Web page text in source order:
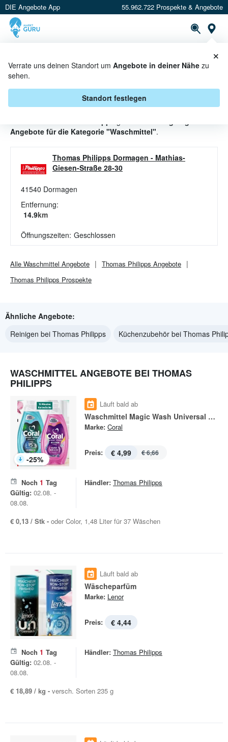
DIE Angebote App 55.962.722 Prospekte & Angebote
Verrate uns deinen Standort um Angebote in deiner Nähe zu
sehen.
Standort festlegen
×
WASCHMITTEL ANGEBOTE &
AKTIONEN BEI THOMAS PHILIPPS
Angebote für die Kategorie "Waschmittel".
Thomas Philipps Dormagen - Mathias-
Giesen-Straße 28-30
41540 Dormagen
Entfernung:
14.9km
Öffnungszeiten: Geschlossen
Alle Waschmittel Angebote Thomas Philipps Angebote
Thomas Philipps Prospekte
Ähnliche Angebote:
Reinigen bei Thomas Philipps
Küchenzubehör bei Thomas
WASCHMITTEL ANGEBOTE BEI THOMAS
PHILIPPS
-25%
Läuft bald ab
Waschmittel Magic Wash Universal Clean
Marke: Coral
Preis: € 4,99 € 6,66
Noch 1 Tag
Gültig: 02.08. -
08.08.
Händler: Thomas Philipps
€ 0,13 / Stk - oder Color, 1,48 Liter für 37 Wäschen
Läuft bald ab
Wäscheparfüm
Marke: Lenor
Preis: € 4,44
Noch 1 Tag
Gültig: 02.08. -
08.08.
Händler: Thomas Philipps
€ 18,89 / kg - versch. Sorten 235 g